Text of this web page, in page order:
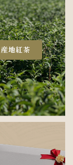
産地紅茶